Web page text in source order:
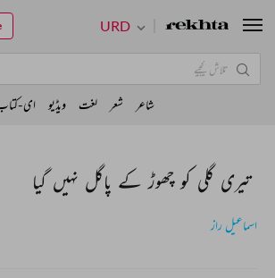
تیری گلی کو چھوڑ کے پاگل نہیں گیا
اسماعیل راز
URD
شاعر شعر لغت ویڈیو ای-